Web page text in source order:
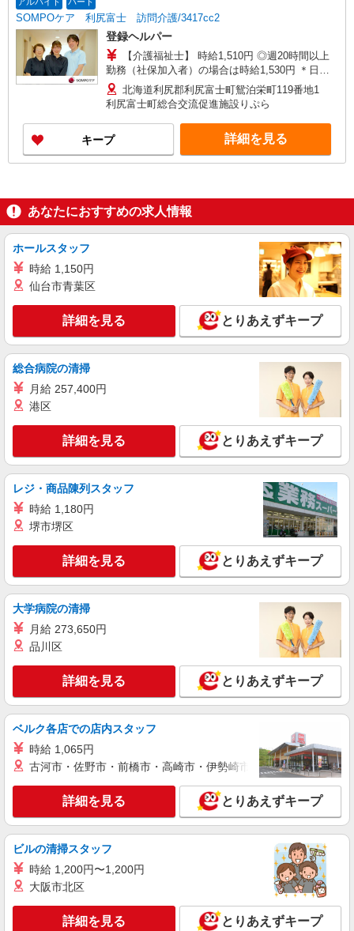
SOMPOケア 利尻富士 訪問介護/3417cc2
登録ヘルパー
【介護福祉士】 時給1,510円 ◎週20時間以上
勤務（社保加入者）の場合は時給1,530円 ＊日曜
祝日：時給1,810円〜 【実務者研修・初任者研修
（ヘルパー1級・2級）】 時給1,430円 ◎週20時間
以上勤務（社保加入者）の場合は時給1,450円 ＊
日曜祝日：時給1,730円〜 ◎身体介助、生活援助
が同時給 ◎キャンセル手当：職務時給の60％支給
北海道利尻郡利尻富士町鴛泊栄町119番地1
利尻富士町総合交流促進施設りぷら
キープ 詳細を見る
あなたにおすすめの求人情報
ホールスタッフ
時給 1,150円
仙台市青葉区
詳細を見る とりあえずキープ
総合病院の清掃
月給 257,400円
港区
詳細を見る とりあえずキープ
レジ・商品陳列スタッフ
時給 1,180円
堺市堺区
詳細を見る とりあえずキープ
大学病院の清掃
月給 273,650円
品川区
詳細を見る とりあえずキープ
ベルク各店での店内スタッフ
時給 1,065円
古河市・佐野市・前橋市・高崎市・伊勢崎市・太田市・館林市
詳細を見る とりあえずキープ
ビルの清掃スタッフ
時給 1,200円〜1,200円
大阪市北区
詳細を見る とりあえずキープ